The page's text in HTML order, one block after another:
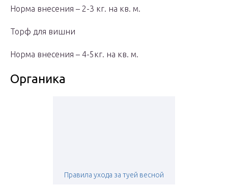
Норма внесения – 2-3 кг. на кв. м.
Торф для вишни
Норма внесения – 4-5кг. на кв. м.
Органика
Правила ухода за туей весной